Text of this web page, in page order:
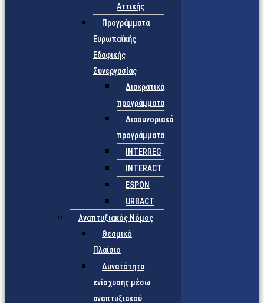
Αττικής
Προγράμματα
Ευρωπαϊκής
Εδαφικής
Συνεργασίας
Διακρατικά
προγράμματα
Διασυνοριακά
προγράμματα
INTERREG
INTERACT
ESPON
URBACT
Αναπτυξιακός Νόμος
Θεσμικό
Πλαίσιο
Δυνατότητα
ενίσχυσης μέσω
αναπτυξιακού